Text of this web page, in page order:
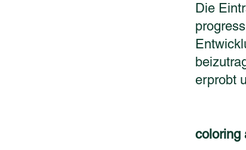
Die
erprobt
coloring